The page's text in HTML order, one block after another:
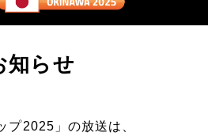
知らせ
プ2025」の放送は、